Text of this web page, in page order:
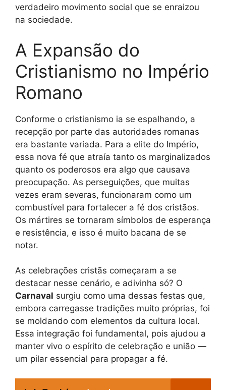
verdadeiro movimento social que se enraizou
na sociedade.
A Expansão do
Cristianismo no Império
Romano
Conforme o cristianismo ia se espalhando, a
recepção por parte das autoridades romanas
era bastante variada. Para a elite do Império,
essa nova fé que atraía tanto os marginalizados
quanto os poderosos era algo que causava
preocupação. As perseguições, que muitas
vezes eram severas, funcionaram como um
combustível para fortalecer a fé dos cristãos.
Os mártires se tornaram símbolos de esperança
e resistência, e isso é muito bacana de se
notar.
As celebrações cristãs começaram a se
destacar nesse cenário, e adivinha só? O
Carnaval surgiu como uma dessas festas que,
embora carregasse tradições muito próprias, foi
se moldando com elementos da cultura local.
Essa integração foi fundamental, pois ajudou a
manter vivo o espírito de celebração e união —
um pilar essencial para propagar a fé.